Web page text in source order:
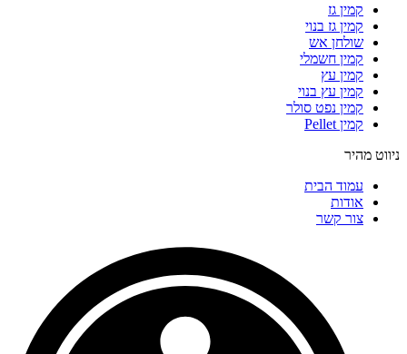
קמין גז
קמין גז בנוי
שולחן אש
קמין חשמלי
קמין עץ
קמין עץ בנוי
קמין נפט סולר
קמין Pellet
ניווט מהיר
עמוד הבית
אודות
צור קשר